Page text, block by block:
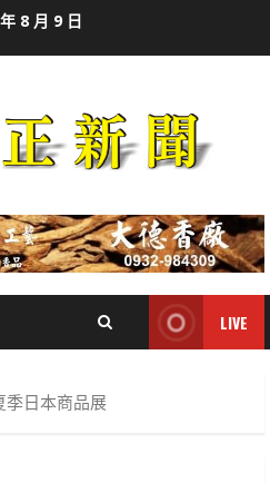
8 月 9 日
LIVE
季日本商品展